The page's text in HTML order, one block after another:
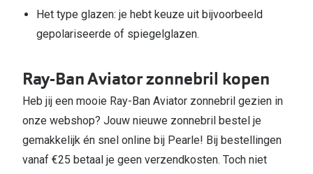
Het type glazen: je hebt keuze uit bijvoorbeeld
gepolariseerde of spiegelglazen.
Ray-Ban Aviator zonnebril kopen
Heb jij een mooie Ray-Ban Aviator zonnebril gezien in
onze webshop? Jouw nieuwe zonnebril bestel je
gemakkelijk én snel online bij Pearle! Bij bestellingen
vanaf €25 betaal je geen verzendkosten. Toch niet